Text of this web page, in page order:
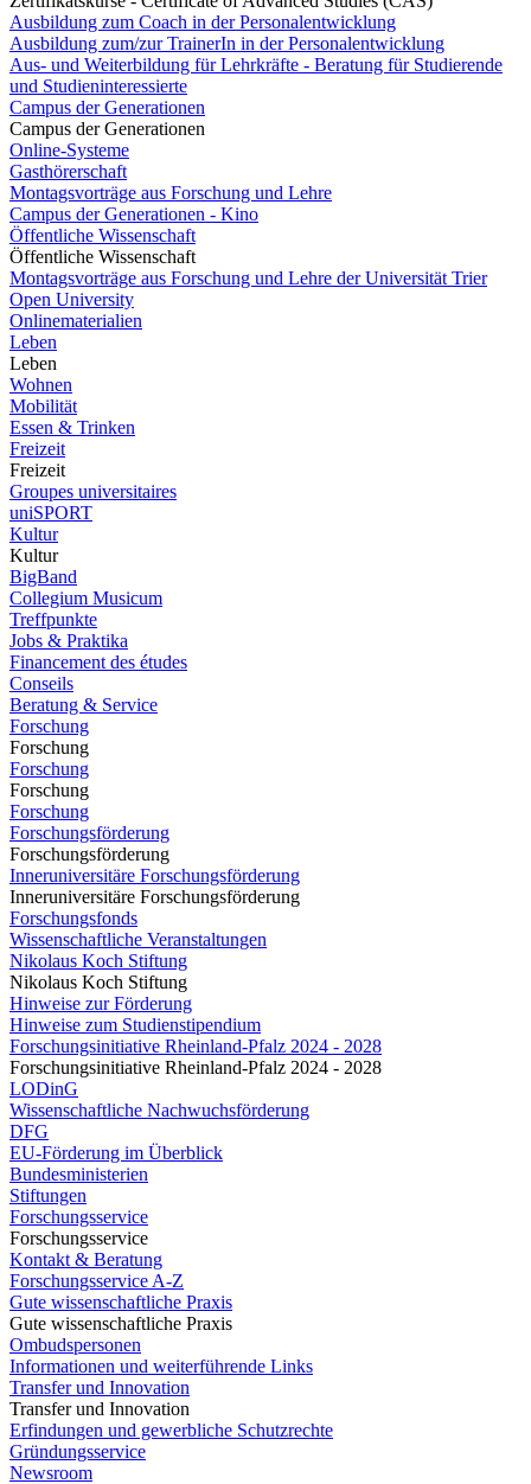
Ausbildung zum Coach in der Personalentwicklung
Ausbildung zum/zur TrainerIn in der Personalentwicklung
Aus- und Weiterbildung für Lehrkräfte - Beratung für Studierende
und Studieninteressierte
Campus der Generationen
Campus der Generationen
Online-Systeme
Gasthörerschaft
Montagsvorträge aus Forschung und Lehre
Campus der Generationen - Kino
Öffentliche Wissenschaft
Öffentliche Wissenschaft
Montagsvorträge aus Forschung und Lehre der Universität Trier
Open University
Onlinematerialien
Leben
Leben
Wohnen
Mobilität
Essen & Trinken
Freizeit
Freizeit
Groupes universitaires
uniSPORT
Kultur
Kultur
BigBand
Collegium Musicum
Treffpunkte
Jobs & Praktika
Financement des études
Conseils
Beratung & Service
Forschung
Forschung
Forschung
Forschung
Forschung
Forschungsförderung
Forschungsförderung
Inneruniversitäre Forschungsförderung
Inneruniversitäre Forschungsförderung
Forschungsfonds
Wissenschaftliche Veranstaltungen
Nikolaus Koch Stiftung
Nikolaus Koch Stiftung
Hinweise zur Förderung
Hinweise zum Studienstipendium
Forschungsinitiative Rheinland-Pfalz 2024 - 2028
Forschungsinitiative Rheinland-Pfalz 2024 - 2028
LODinG
Wissenschaftliche Nachwuchsförderung
DFG
EU-Förderung im Überblick
Bundesministerien
Stiftungen
Forschungsservice
Forschungsservice
Kontakt & Beratung
Forschungsservice A-Z
Gute wissenschaftliche Praxis
Gute wissenschaftliche Praxis
Ombudspersonen
Informationen und weiterführende Links
Transfer und Innovation
Transfer und Innovation
Erfindungen und gewerbliche Schutzrechte
Gründungsservice
Newsroom